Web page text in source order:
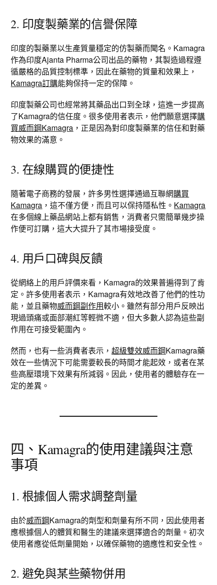
2. 印度製藥業的信譽保障
印度的製藥業以生產質量穩定的仿製藥而聞名。Kamagra
作為印度Ajanta Pharma公司出品的藥物，其製造過程遵
循嚴格的品質控制標準，因此在藥物的質量和效果上，
Kamagra訂購能夠保持一定的保障。
印度製藥公司也經常將其藥品出口到全球，這進一步提高
了Kamagra的信任度。很多使用者表示，他們願意選擇購
買威而鋼Kamagra ，正是因為對印度製藥業的信任和對藥
物效果的滿意。
3. 在線購買的便捷性
隨著電子商務的發展，許多男性選擇通過互聯網購買
Kamagra ，這不僅方便，而且可以保持隱私性。 Kamagra
在多個線上藥品網站上都有銷售，消費者只需簡單幾步操
作便可訂購，這大大提升了其市場接受度。
4. 用戶口碑與反饋
從網絡上的用戶評價來看，Kamagra的效果普遍得到了肯
定。許多使用者表示，Kamagra有效地改善了他們的性功
能，並且藥物威而鋼副作用較小。雖然有部分用戶反映出
現過頭痛或面部潮紅等輕微不適，但大多數人認為這些副
作用在可接受範圍內。
然而，也有一些消費者表示，超級雙效威而鋼Kamagra藥
效在一些情況下可能需要較長的時間才能起效，或者在某
些高壓環境下效果有所減弱。因此，使用者的體驗存在一
定的差異。
四、Kamagra的使用建議與注意
事項
1. 根據個人需求調整劑量
由於威而鋼Kamagra的劑型和劑量有所不同，因此使用者
應根據個人的體質和醫生的建議來選擇適合的劑量。初次
使用者應從低劑量開始，以確保藥物的適應性和安全性。
2. 避免與某些藥物併用